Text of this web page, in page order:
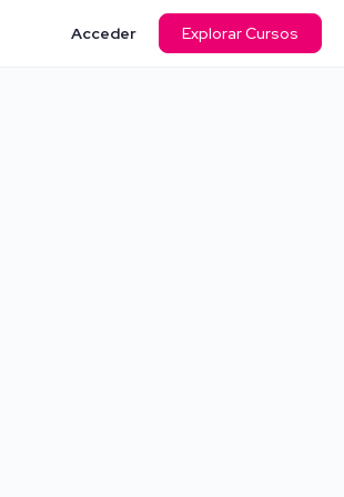
Acceder Explorar Cursos